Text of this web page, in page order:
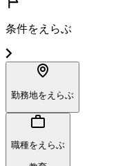
条件をえらぶ
勤務地をえらぶ
職種をえらぶ